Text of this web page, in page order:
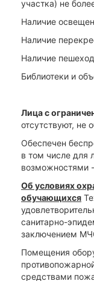
участка) не
Наличие
Наличие
Наличие
Библиотеки и
Лица с
отсутствуют, не
Обеспечен
в том числе для
возможностями
Об условиях
обучающихся
санитарно-
заключением
Помещения
средствами